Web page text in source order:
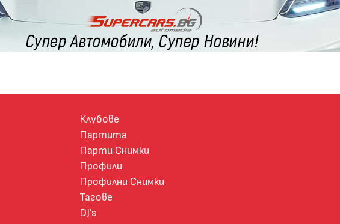
Клубове
Партита
Парти Снимки
Профили
Профилни Снимки
Тагове
DJ's